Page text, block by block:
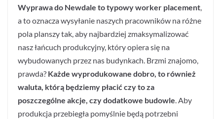
Wyprawa do Newdale to typowy worker placement,
a to oznacza wysyłanie naszych pracowników na różne
pola planszy tak, aby najbardziej zmaksymalizować
nasz łańcuch produkcyjny, który opiera się na
wybudowanych przez nas budynkach. Brzmi znajomo,
prawda? Każde wyprodukowane dobro, to również
waluta, którą będziemy płacić czy to za
poszczególne akcje, czy dodatkowe budowle. Aby
produkcja przebiegła pomyślnie będą potrzebni